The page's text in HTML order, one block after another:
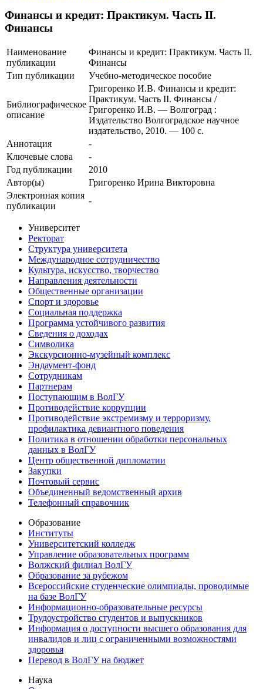
Финансы и кредит: Практикум. Часть II.
Финансы
Наименование
публикации
Финансы и кредит: Практикум. Часть II.
Финансы
Тип публикации
Учебно-методическое пособие
Библиографическое
описание
Григоренко И.В. Финансы и кредит:
Практикум. Часть II. Финансы /
Григоренко И.В. — Волгоград :
Издательство Волгоградское научное
издательство, 2010. — 100 с.
Аннотация
-
Ключевые cлова
-
Год публикации
2010
Автор(ы)
Григоренко Ирина Викторовна
Электронная копия
публикации
-
Университет
Ректорат
Структура университета
Международное сотрудничество
Культура, искусство, творчество
Направления деятельности
Общественные организации
Спорт и здоровье
Социальная поддержка
Программа устойчивого развития
Сведения о доходах
Символика
Экскурсионно-музейный комплекс
Эндаумент-фонд
Сотрудникам
Партнерам
Поступающим в ВолГУ
Противодействие коррупции
Противодействие экстремизму и терроризму,
профилактика девиантного поведения
Политика в отношении обработки персональных
данных в ВолГУ
Центр общественной дипломатии
Закупки
Почтовый сервис
Объединенный ведомственный архив
Телефонный справочник
Образование
Институты
Университетский колледж
Управление образовательных программ
Волжский филиал ВолГУ
Образование за рубежом
Всероссийские студенческие олимпиады, проводимые
на базе ВолГУ
Информационно-образовательные ресурсы
Трудоустройство студентов и выпускников
Информация о доступности высшего образования для
инвалидов и лиц с ограниченными возможностями
здоровья
Перевод в ВолГУ на бюджет
Наука